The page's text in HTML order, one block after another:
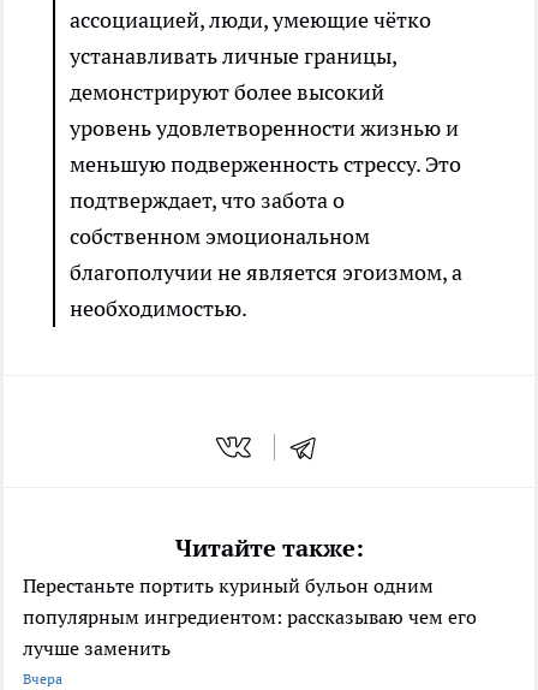
ассоциацией, люди, умеющие чётко
устанавливать личные границы,
демонстрируют более высокий
уровень удовлетворенности жизнью и
меньшую подверженность стрессу. Это
подтверждает, что забота о
собственном эмоциональном
благополучии не является эгоизмом, а
необходимостью.
Читайте также:
Перестаньте портить куриный бульон одним
популярным ингредиентом: рассказываю чем его
лучше заменить
Вчера